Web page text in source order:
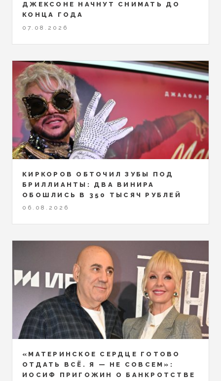
ДЖЕКСОНЕ НАЧНУТ СНИМАТЬ ДО
КОНЦА ГОДА
07.08.2026
КИРКОРОВ ОБТОЧИЛ ЗУБЫ ПОД
БРИЛЛИАНТЫ: ДВА ВИНИРА
ОБОШЛИСЬ В 350 ТЫСЯЧ РУБЛЕЙ
06.08.2026
«МАТЕРИНСКОЕ СЕРДЦЕ ГОТОВО
ОТДАТЬ ВСЁ. Я — НЕ СОВСЕМ»:
ИОСИФ ПРИГОЖИН О БАНКРОТСТВЕ